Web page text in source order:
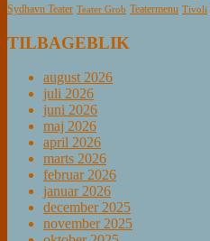
Sydhavn Teater Teater Grob Teatermenu Tivoli
TILBAGEBLIK
august 2026
juli 2026
juni 2026
maj 2026
april 2026
marts 2026
februar 2026
januar 2026
december 2025
november 2025